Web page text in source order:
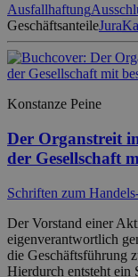
Ausfallhaftung
GeschäftsanteileJura
Konstanze Peine
Der Organstreit
der Gesellschaft
Schriften zum
Der Vorstand einer
eigenverantwortlich
die Geschäftsführung
Hierdurch entsteht ein